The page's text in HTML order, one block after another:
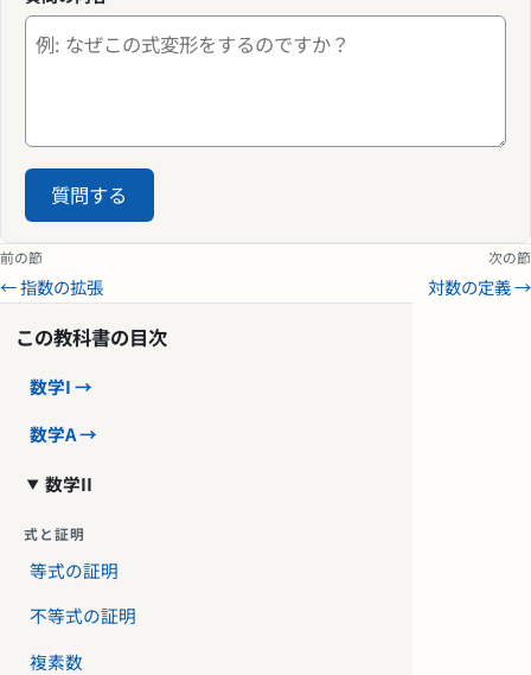
質問する
前の節
← 指数の拡張
次の節
対数の定義 →
この教科書の目次
数学I →
数学A →
数学II
式と証明
等式の証明
不等式の証明
複素数